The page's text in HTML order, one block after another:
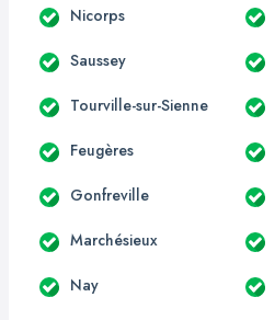
Nicorps
Saussey
Tourville-sur-Sienne
Feugères
Gonfreville
Marchésieux
Nay